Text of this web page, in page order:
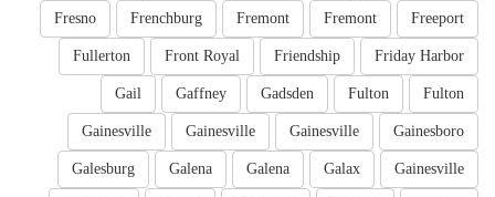
Freeport
Fremont
Fremont
Frenchburg
Fresno
Friday Harbor
Friendship
Front Royal
Fullerton
Fulton
Fulton
Gadsden
Gaffney
Gail
Gainesboro
Gainesville
Gainesville
Gainesville
Gainesville
Galax
Galena
Galena
Galesburg